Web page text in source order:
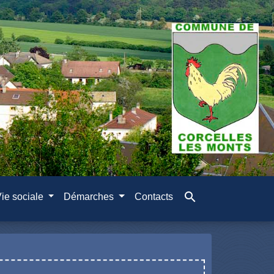
sociale Démarches Contacts search